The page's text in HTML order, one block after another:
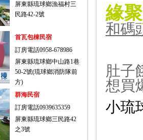
屏東縣琉球鄉漁福村三
民路42-2號
首瓦包棟民宿
訂房電話0958-678986
屏東縣琉球鄉中山路1巷
50-2號(琉球鄉消防隊前
方)
群海民宿
訂房電話0939635359
屏東縣琉球鄉三民路42
之3號
緣
和碼
肚子
想買
小琉